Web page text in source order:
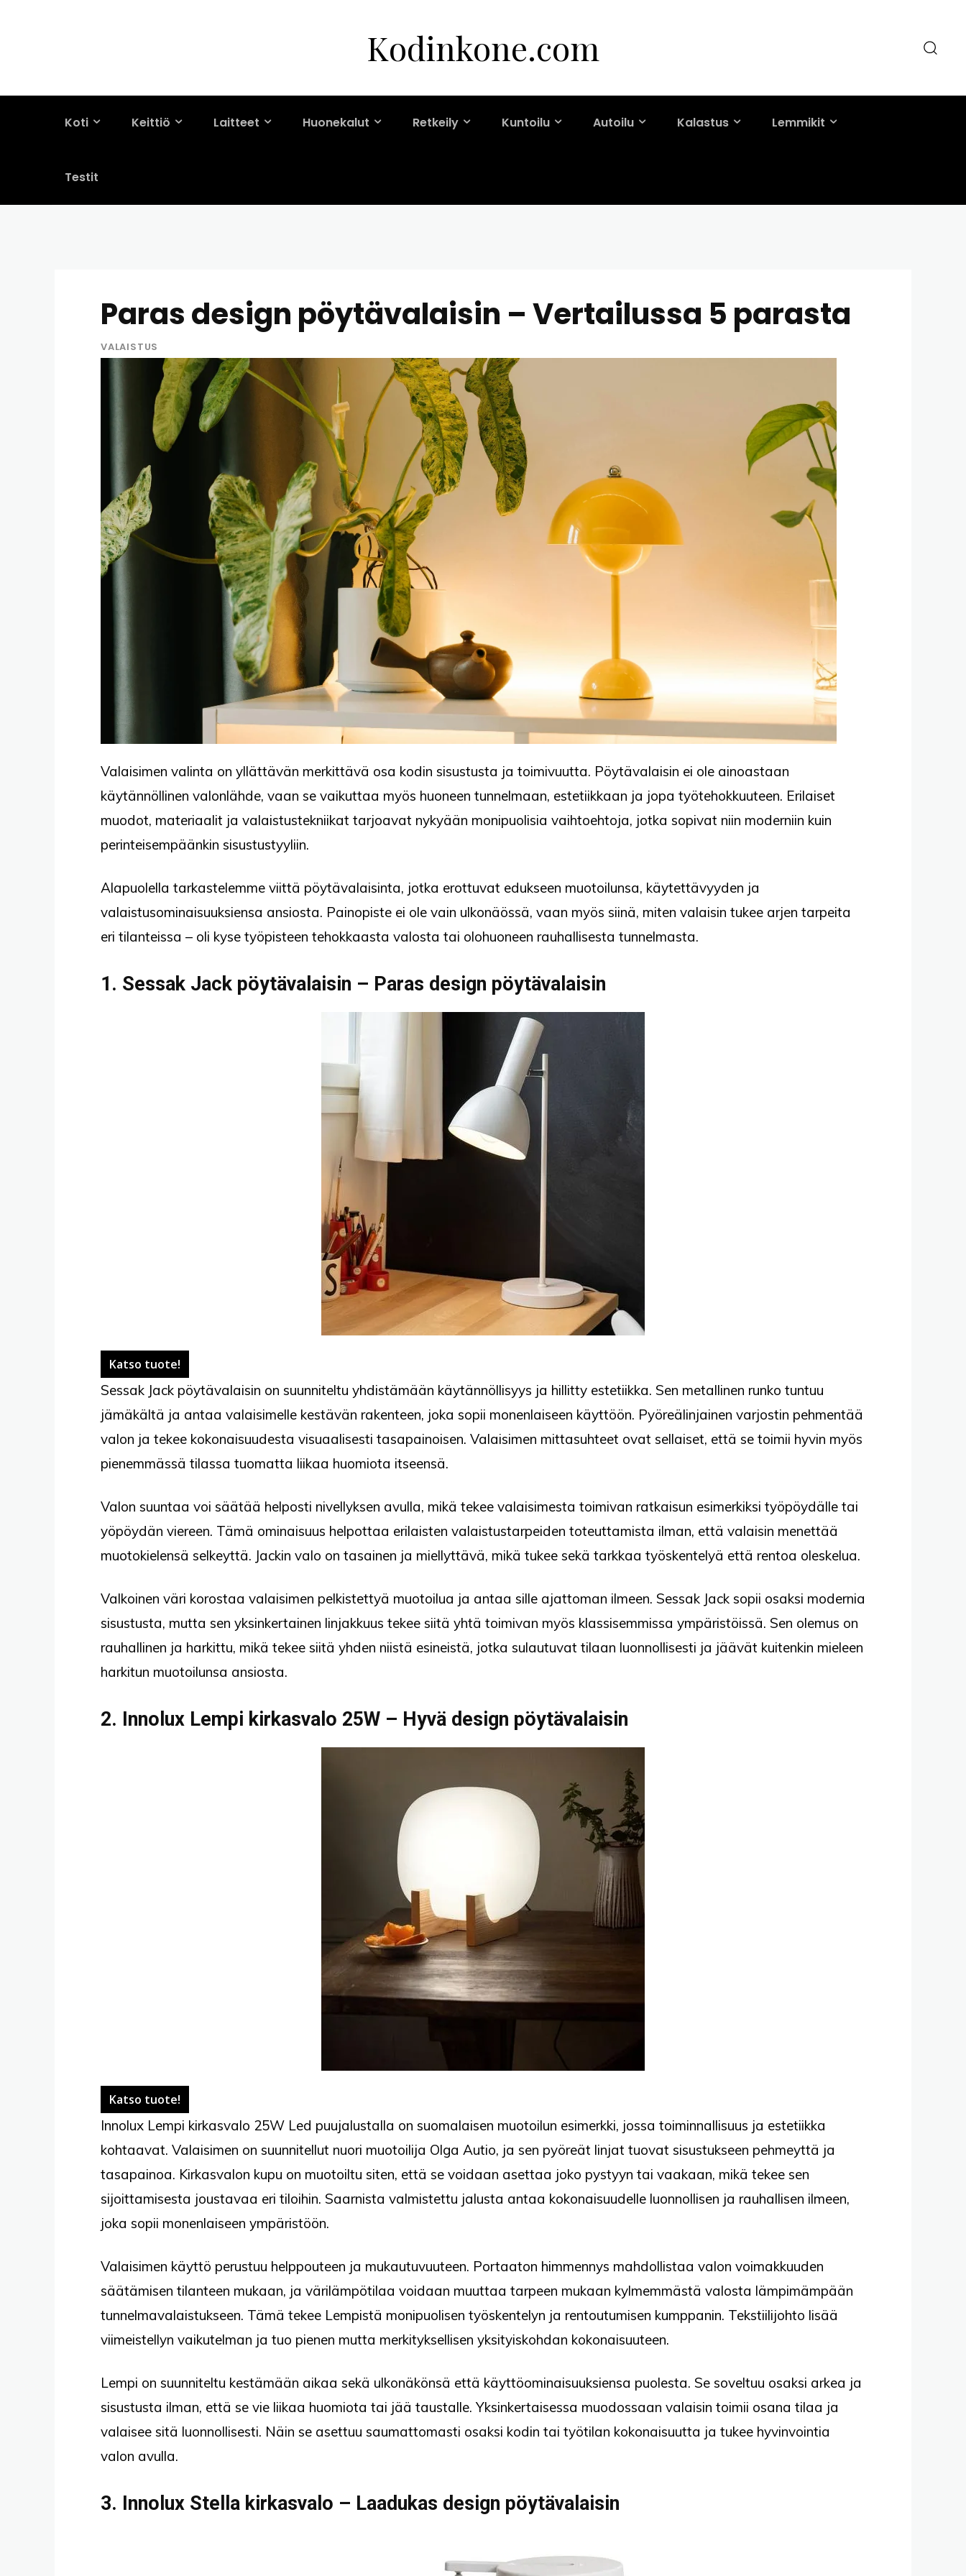
Kodinkone.com
Koti Keittiö Laitteet Huonekalut Retkeily Kuntoilu Autoilu Kalastus Lemmikit
Testit
Paras design pöytävalaisin – Vertailussa 5 parasta
VALAISTUS
Valaisimen valinta on yllättävän merkittävä osa kodin sisustusta ja toimivuutta. Pöytävalaisin ei ole ainoastaan
käytännöllinen valonlähde, vaan se vaikuttaa myös huoneen tunnelmaan, estetiikkaan ja jopa työtehokkuuteen. Erilaiset
muodot, materiaalit ja valaistustekniikat tarjoavat nykyään monipuolisia vaihtoehtoja, jotka sopivat niin moderniin kuin
perinteisempäänkin sisustustyyliin.
Alapuolella tarkastelemme viittä pöytävalaisinta, jotka erottuvat edukseen muotoilunsa, käytettävyyden ja
valaistusominaisuuksiensa ansiosta. Painopiste ei ole vain ulkonäössä, vaan myös siinä, miten valaisin tukee arjen tarpeita
eri tilanteissa – oli kyse työpisteen tehokkaasta valosta tai olohuoneen rauhallisesta tunnelmasta.
1. Sessak Jack pöytävalaisin – Paras design pöytävalaisin
Katso tuote!
Sessak Jack pöytävalaisin on suunniteltu yhdistämään käytännöllisyys ja hillitty estetiikka. Sen metallinen runko tuntuu
jämäkältä ja antaa valaisimelle kestävän rakenteen, joka sopii monenlaiseen käyttöön. Pyöreälinjainen varjostin pehmentää
valon ja tekee kokonaisuudesta visuaalisesti tasapainoisen. Valaisimen mittasuhteet ovat sellaiset, että se toimii hyvin myös
pienemmässä tilassa tuomatta liikaa huomiota itseensä.
Valon suuntaa voi säätää helposti nivellyksen avulla, mikä tekee valaisimesta toimivan ratkaisun esimerkiksi työpöydälle tai
yöpöydän viereen. Tämä ominaisuus helpottaa erilaisten valaistustarpeiden toteuttamista ilman, että valaisin menettää
muotokielensä selkeyttä. Jackin valo on tasainen ja miellyttävä, mikä tukee sekä tarkkaa työskentelyä että rentoa oleskelua.
Valkoinen väri korostaa valaisimen pelkistettyä muotoilua ja antaa sille ajattoman ilmeen. Sessak Jack sopii osaksi modernia
sisustusta, mutta sen yksinkertainen linjakkuus tekee siitä yhtä toimivan myös klassisemmissa ympäristöissä. Sen olemus on
rauhallinen ja harkittu, mikä tekee siitä yhden niistä esineistä, jotka sulautuvat tilaan luonnollisesti ja jäävät kuitenkin mieleen
harkitun muotoilunsa ansiosta.
2. Innolux Lempi kirkasvalo 25W – Hyvä design pöytävalaisin
Katso tuote!
Innolux Lempi kirkasvalo 25W Led puujalustalla on suomalaisen muotoilun esimerkki, jossa toiminnallisuus ja estetiikka
kohtaavat. Valaisimen on suunnitellut nuori muotoilija Olga Autio, ja sen pyöreät linjat tuovat sisustukseen pehmeyttä ja
tasapainoa. Kirkasvalon kupu on muotoiltu siten, että se voidaan asettaa joko pystyyn tai vaakaan, mikä tekee sen
sijoittamisesta joustavaa eri tiloihin. Saarnista valmistettu jalusta antaa kokonaisuudelle luonnollisen ja rauhallisen ilmeen,
joka sopii monenlaiseen ympäristöön.
Valaisimen käyttö perustuu helppouteen ja mukautuvuuteen. Portaaton himmennys mahdollistaa valon voimakkuuden
säätämisen tilanteen mukaan, ja värilämpötilaa voidaan muuttaa tarpeen mukaan kylmemmästä valosta lämpimämpään
tunnelmavalaistukseen. Tämä tekee Lempistä monipuolisen työskentelyn ja rentoutumisen kumppanin. Tekstiilijohto lisää
viimeistellyn vaikutelman ja tuo pienen mutta merkityksellisen yksityiskohdan kokonaisuuteen.
Lempi on suunniteltu kestämään aikaa sekä ulkonäkönsä että käyttöominaisuuksiensa puolesta. Se soveltuu osaksi arkea ja
sisustusta ilman, että se vie liikaa huomiota tai jää taustalle. Yksinkertaisessa muodossaan valaisin toimii osana tilaa ja
valaisee sitä luonnollisesti. Näin se asettuu saumattomasti osaksi kodin tai työtilan kokonaisuutta ja tukee hyvinvointia
valon avulla.
3. Innolux Stella kirkasvalo – Laadukas design pöytävalaisin